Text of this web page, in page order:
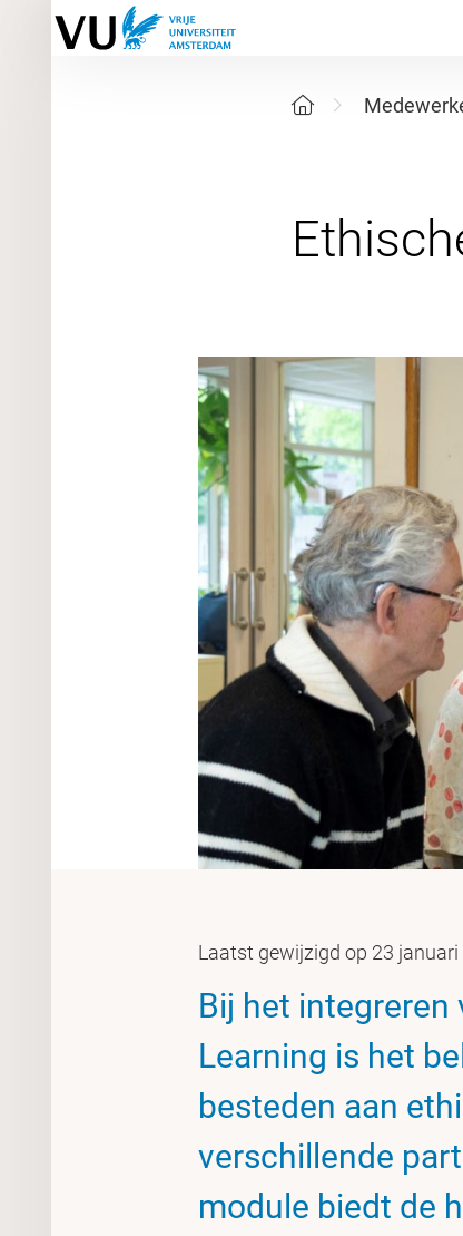
Laatst gewijzigd op 23 januari
Bij het integreren
Learning is het
besteden aan
verschillende
module biedt de